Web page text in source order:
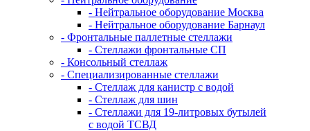
- Нейтральное оборудование Москва
- Нейтральное оборудование Барнаул
- Фронтальные паллетные стеллажи
- Стеллажи фронтальные СП
- Консольный стеллаж
- Специализированные стеллажи
- Стеллаж для канистр с водой
- Стеллаж для шин
- Стеллажи для 19-литровых бутылей
с водой ТСВД